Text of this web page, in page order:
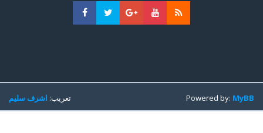
تعريب:اشرف سليم Powered by:MyBB